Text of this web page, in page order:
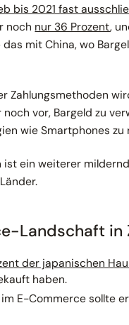
bis 2021 fast
noch nur 36 Prozent,
das mit China, wo
Zahlungsmethoden
vor, Bargeld zu
wie Smartphones zu
ein weiterer
Landschaft in
der japanischen
haben.
E-Commerce sollte